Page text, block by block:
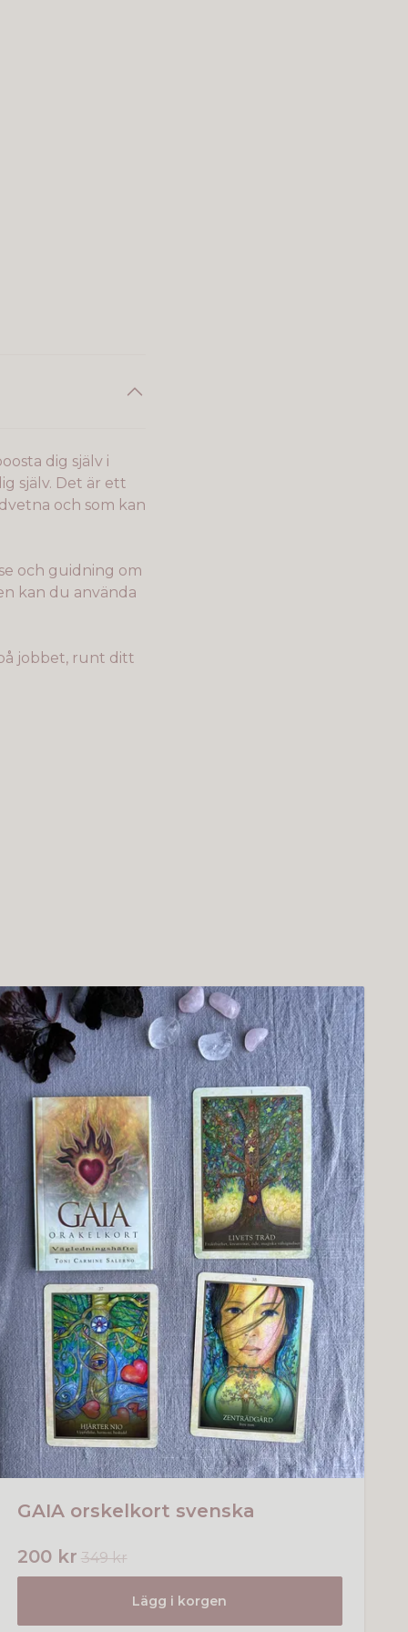
dig själv i
själv. Det är ett
och som kan
och guidning om
kan du använda
jobbet, runt ditt
GAIA orskelkort svenska
200 kr 349 kr
Lägg i korgen